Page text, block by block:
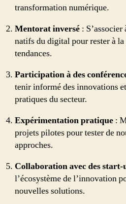
transformation numérique.
Mentorat inversé :
natifs du digital pour rester à
tendances.
Participation à des
tenir informé des innovations
pratiques du secteur.
Expérimentation pratique :
projets pilotes pour tester de
approches.
Collaboration avec des start-
l’écosystème de l’innovation
nouvelles solutions.